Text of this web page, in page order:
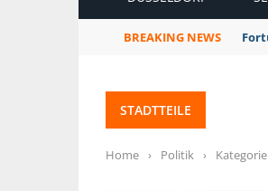
BREAKING NEWS
STADTTEILE
Home › Politik ›